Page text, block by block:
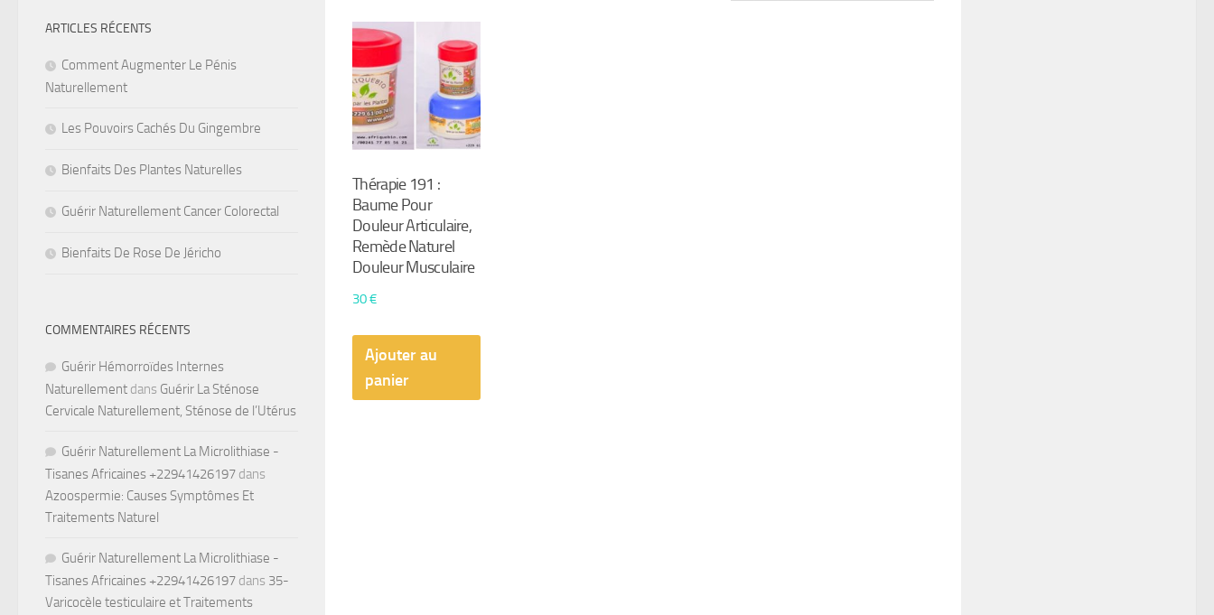
Thérapie 191 :
Baume Pour
Douleur Articulaire,
Remède Naturel
Douleur Musculaire
30€
Ajouter au
panier
ARTICLES RÉCENTS
Comment Augmenter Le Pénis
Naturellement
Les Pouvoirs Cachés Du Gingembre
Bienfaits Des Plantes Naturelles
Guérir Naturellement Cancer Colorectal
Bienfaits De Rose De Jéricho
COMMENTAIRES RÉCENTS
Guérir Hémorroïdes Internes
Naturellement dans Guérir La Sténose
Cervicale Naturellement, Sténose de l’Utérus
Guérir Naturellement La Microlithiase -
Tisanes Africaines +22941426197 dans
Azoospermie: Causes Symptômes Et
Traitements Naturel
Guérir Naturellement La Microlithiase -
Tisanes Africaines +22941426197 dans 35-
Varicocèle testiculaire et Traitements